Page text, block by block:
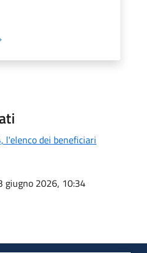
l'elenco dei beneficiari
giugno 2026, 10:34